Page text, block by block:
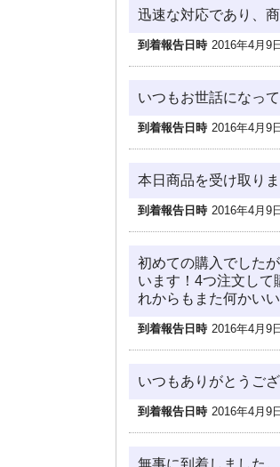
迅速な対応であり、
到着報告日時 2016年4月9
いつもお世話になっ
到着報告日時 2016年4月9
本日商品を受け取り
到着報告日時 2016年4月9
初めての購入でした
います！4つ注文して
れからもまた何かい
到着報告日時 2016年4月9
いつもありがとうご
到着報告日時 2016年4月9
無事に到着しました